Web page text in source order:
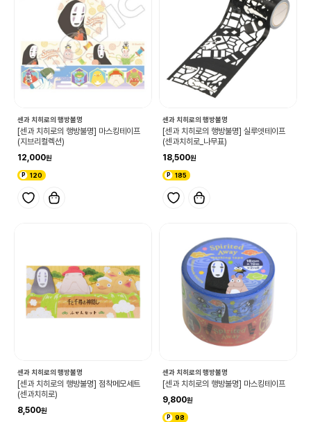
센과 치히로의 행방불명
[센과 치히로의 행방불명] 마스킹테이프
(지브리컬렉션)
12,000
120
센과 치히로의 행방불명
[센과 치히로의 행방불명] 실루엣테이프
(센과치히로_나무표)
18,500
185
센과 치히로의 행방불명
[센과 치히로의 행방불명] 점착메모세트
(센과치히로)
8,500
센과 치히로의 행방불명
[센과 치히로의 행방불명] 마스킹테이프
9,800
98